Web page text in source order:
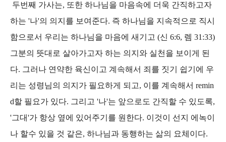
두번째 가사는, 또한 하나님을 마음속에 더욱 간직하고자
하는 '나'의 의지를 보여준다. 즉 하나님을 지속적으로 직시
함으로서 우리는 하나님을 마음에 새기고 (신 6:6, 렘 31:33)
그분의 뜻대로 살아가고자 하는 의지와 실천을 보이게 된
다. 그러나 연약한 육신이고 계속해서 죄를 짓기 쉽기에 우
리는 성령님의 의지가 필요하게 되고, 이를 계속해서 remin
d할 필요가 있다. 그리고 '나'는 앞으로도 간직할 수 있도록,
'그대'가 항상 옆에 있어주기를 원한다. 이것이 선지 에녹이
나 할수 있을 것 같은, 하나님과 동행하는 삶의 요체이다.